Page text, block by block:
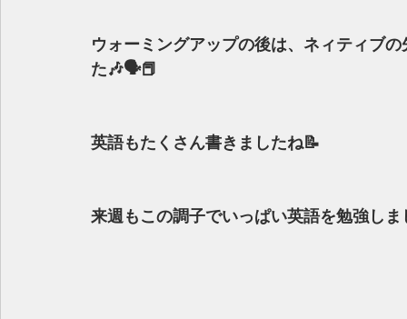
ウォーミングアップの後は、ネィティブ
た🎶🗣📕
英語もたくさん書きましたね📝
来週もこの調子でいっぱい英語を勉強しま